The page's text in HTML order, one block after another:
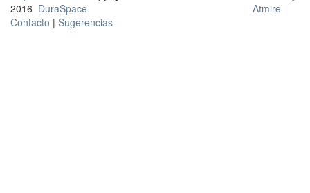
2016 DuraSpace
Contacto | Sugerencias
Atmire